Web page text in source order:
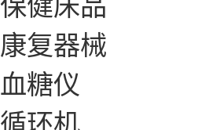
康复器械
血糖仪
循环机